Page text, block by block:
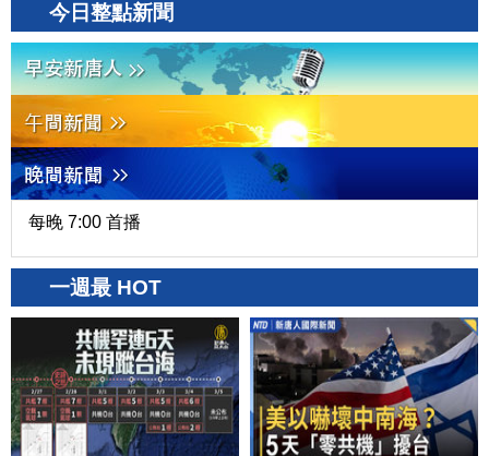
今日整點新聞
每晚 7:00 首播
一週最 HOT